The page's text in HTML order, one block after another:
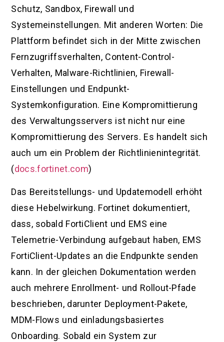
Schutz, Sandbox, Firewall und
Systemeinstellungen. Mit anderen Worten: Die
Plattform befindet sich in der Mitte zwischen
Fernzugriffsverhalten, Content-Control-
Verhalten, Malware-Richtlinien, Firewall-
Einstellungen und Endpunkt-
Systemkonfiguration. Eine Kompromittierung
des Verwaltungsservers ist nicht nur eine
Kompromittierung des Servers. Es handelt sich
auch um ein Problem der Richtlinienintegrität.
(docs.fortinet.com)
Das Bereitstellungs- und Updatemodell erhöht
diese Hebelwirkung. Fortinet dokumentiert,
dass, sobald FortiClient und EMS eine
Telemetrie-Verbindung aufgebaut haben, EMS
FortiClient-Updates an die Endpunkte senden
kann. In der gleichen Dokumentation werden
auch mehrere Enrollment- und Rollout-Pfade
beschrieben, darunter Deployment-Pakete,
MDM-Flows und einladungsbasiertes
Onboarding. Sobald ein System zur